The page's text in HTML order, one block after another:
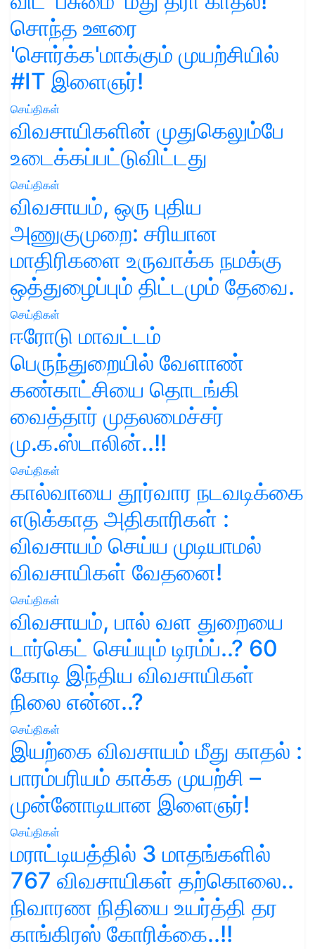
சொந்த ஊரை
'சொர்க்க'மாக்கும் முயற்சியில்
#IT இளைஞர்!
செய்திகள்
விவசாயிகளின் முதுகெலும்பே
உடைக்கப்பட்டுவிட்டது
செய்திகள்
விவசாயம், ஒரு புதிய
அணுகுமுறை: சரியான
மாதிரிகளை உருவாக்க நமக்கு
ஒத்துழைப்பும் திட்டமும் தேவை.
செய்திகள்
ஈரோடு மாவட்டம்
பெருந்துறையில் வேளாண்
கண்காட்சியை தொடங்கி
வைத்தார் முதலமைச்சர்
மு.க.ஸ்டாலின்..!!
செய்திகள்
கால்வாயை தூர்வார நடவடிக்கை
எடுக்காத அதிகாரிகள் :
விவசாயம் செய்ய முடியாமல்
விவசாயிகள் வேதனை!
செய்திகள்
விவசாயம், பால் வள துறையை
டார்கெட் செய்யும் டிரம்ப்..? 60
கோடி இந்திய விவசாயிகள்
நிலை என்ன..?
செய்திகள்
இயற்கை விவசாயம் மீது காதல் :
பாரம்பரியம் காக்க முயற்சி –
முன்னோடியான இளைஞர்!
செய்திகள்
மராட்டியத்தில் 3 மாதங்களில்
767 விவசாயிகள் தற்கொலை..
நிவாரண நிதியை உயர்த்தி தர
காங்கிரஸ் கோரிக்கை..!!